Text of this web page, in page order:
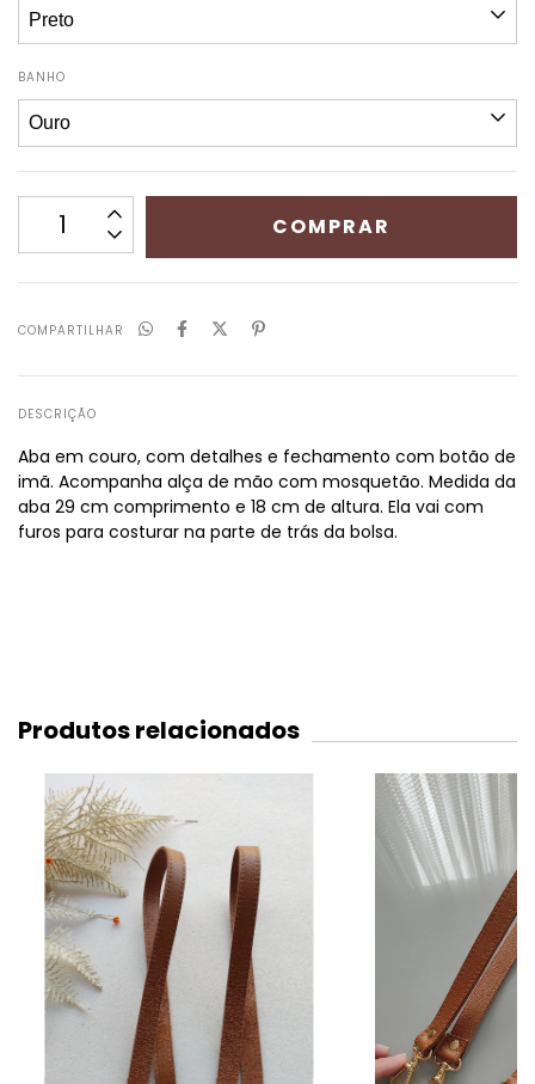
BANHO
COMPARTILHAR
DESCRIÇÃO
Aba em couro, com detalhes e fechamento com botão de
imã. Acompanha alça de mão com mosquetão. Medida da
aba 29 cm comprimento e 18 cm de altura. Ela vai com
furos para costurar na parte de trás da bolsa.
Produtos relacionados